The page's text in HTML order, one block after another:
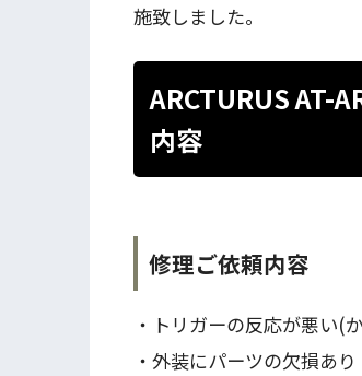
施致しました。
ARCTURUS AT-
内容
修理ご依頼内容
・トリガーの反応が悪い(
・外装にパーツの欠損あり